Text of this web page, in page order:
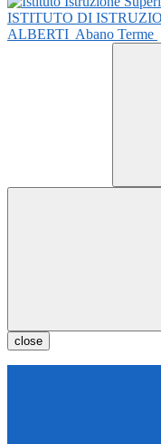
ISTITUTO DI
ALBERTI Abano Terme
close